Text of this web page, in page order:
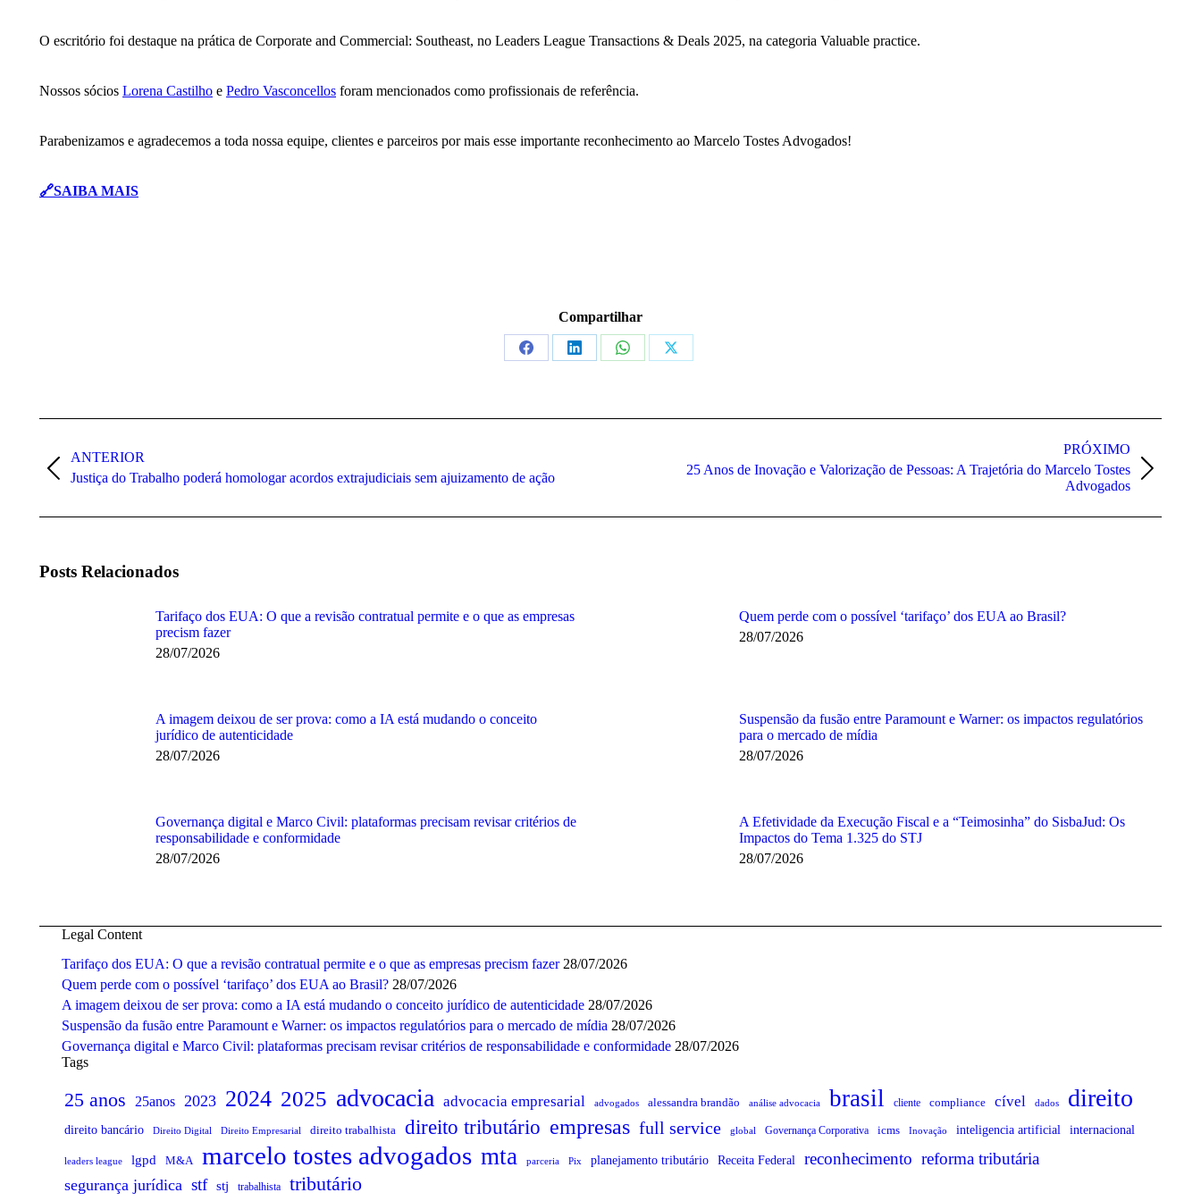
O escritório foi destaque na prática de Corporate and Commercial: Southeast, no Leaders League Transactions & Deals 2025, na categoria Valuable practice.
Nossos sócios Lorena Castilho e Pedro Vasconcellos foram mencionados como profissionais de referência.
Parabenizamos e agradecemos a toda nossa equipe, clientes e parceiros por mais esse importante reconhecimento ao Marcelo Tostes Advogados!
🔗SAIBA MAIS
Compartilhar
Share
Share
Share
Share
de
post:
ANTERIOR
Post
anterior:
Justiça do Trabalho poderá homologar acordos extrajudiciais sem ajuizamento de ação
PRÓXIMO
25 Anos de Inovação e Valorização de Pessoas: A Trajetória do Marcelo Tostes
Advogados
Posts Relacionados
Tarifaço dos EUA: O que a revisão contratual permite e o que as empresas
precism fazer
28/07/2026
Quem perde com o possível ‘tarifaço’ dos EUA ao Brasil?
28/07/2026
A imagem deixou de ser prova: como a IA está mudando o conceito
jurídico de autenticidade
28/07/2026
Suspensão da fusão entre Paramount e Warner: os impactos regulatórios
para o mercado de mídia
28/07/2026
Governança digital e Marco Civil: plataformas precisam revisar critérios de
responsabilidade e conformidade
28/07/2026
A Efetividade da Execução Fiscal e a “Teimosinha” do SisbaJud: Os
Impactos do Tema 1.325 do STJ
28/07/2026
Legal Content
Tarifaço dos EUA: O que a revisão contratual permite e o que as empresas precism fazer 28/07/2026
Quem perde com o possível ‘tarifaço’ dos EUA ao Brasil? 28/07/2026
A imagem deixou de ser prova: como a IA está mudando o conceito jurídico de autenticidade 28/07/2026
Suspensão da fusão entre Paramount e Warner: os impactos regulatórios para o mercado de mídia 28/07/2026
Governança digital e Marco Civil: plataformas precisam revisar critérios de responsabilidade e conformidade 28/07/2026
Tags
25 anos 25anos 2023 2024 2025 advocacia advocacia empresarial advogados alessandra brandão análise advocacia brasil cliente compliance cível dados direito
direito bancário Direito Digital Direito Empresarial direito trabalhista direito tributário empresas full service global Governança Corporativa icms Inovação inteligencia artificial internacional
leaders league lgpd M&A marcelo tostes advogados mta parceria Pix planejamento tributário Receita Federal reconhecimento reforma tributária
segurança jurídica stf stj trabalhista tributário